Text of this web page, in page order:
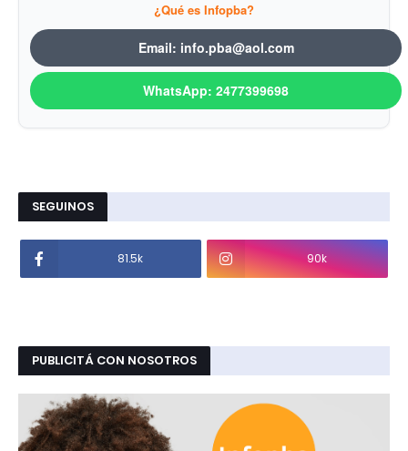
¿Qué es Infopba?
Email: info.pba@aol.com
WhatsApp: 2477399698
SEGUINOS
81.5k 90k
PUBLICITÁ CON NOSOTROS